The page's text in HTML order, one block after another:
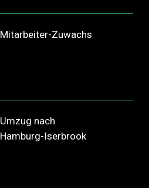
Mitarbeiter-Zuwachs
Umzug nach
Hamburg-Iserbrook